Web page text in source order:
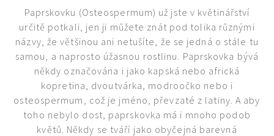
Paprskovku (Osteospermum) už jste v květinářství
určitě potkali, jen ji můžete znát pod tolika různými
názvy, že většinou ani netušíte, že se jedná o stále tu
samou, a naprosto úžasnou rostlinu. Paprskovka bývá
někdy označována i jako kapská nebo africká
kopretina, dvoutvárka, modroočko nebo i
osteospermum, což je jméno, převzaté z latiny. A aby
toho nebylo dost, paprskovka má i mnoho podob
květů. Někdy se tváří jako obyčejná barevná